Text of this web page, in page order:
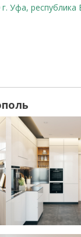
г. Уфа, республика